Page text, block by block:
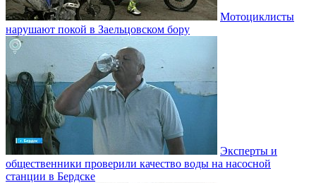
Мотоциклисты
нарушают покой в Заельцовском бору
Эксперты и
общественники проверили качество воды на насосной
станции в Бердске